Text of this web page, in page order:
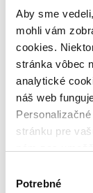
Aby sme
mohli vám
cookies.
stránka vôbec
analytické
náš web
stránku pre
nám pomohlo,
súhlasu
Potrebné
vypredaných)
Nové / čítané
nová (0
čítaná (0
čítaná -
čítaná -
opotrebovaná
čítané